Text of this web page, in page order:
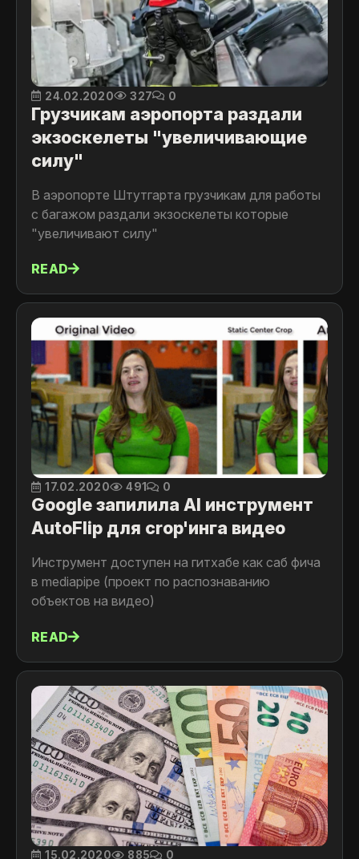
24.02.2020 327 0
Грузчикам аэропорта раздали
экзоскелеты "увеличивающие
силу"
В аэропорте Штутгарта грузчикам для работы
с багажом раздали экзоскелеты которые
"увеличивают силу"
READ
17.02.2020 491 0
Google запилила AI инструмент
AutoFlip для crop'инга видео
Инструмент доступен на гитхабе как саб фича
в mediapipe (проект по распознаванию
объектов на видео)
READ
15.02.2020 885 0